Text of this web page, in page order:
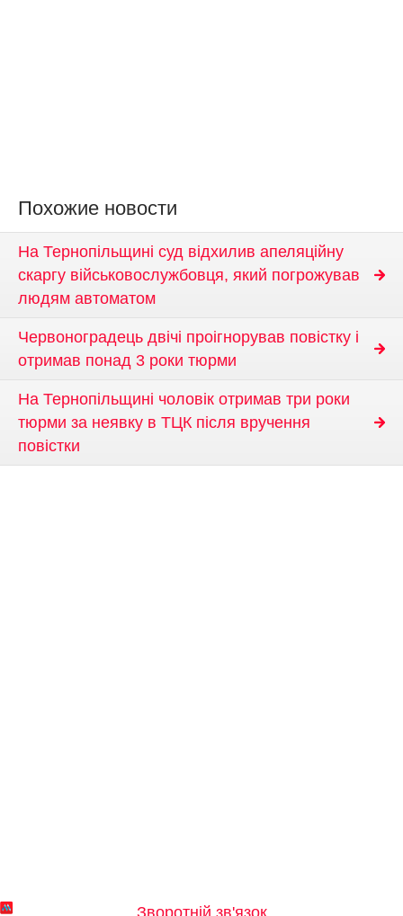
Похожие новости
На Тернопільщині суд відхилив апеляційну
скаргу військовослужбовця, який погрожував
людям автоматом
Червоноградець двічі проігнорував повістку і
отримав понад 3 роки тюрми
На Тернопільщині чоловік отримав три роки
тюрми за неявку в ТЦК після вручення
повістки